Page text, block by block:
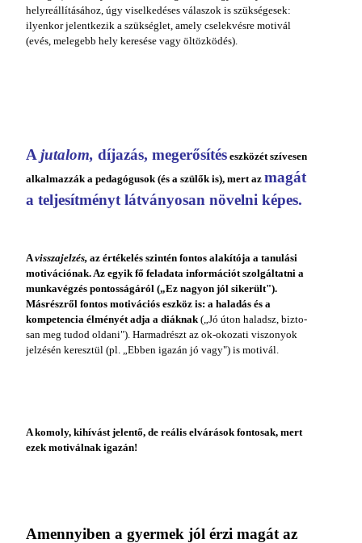
helyreállításához, úgy viselkedé­ses válaszok is szükségesek:
ilyenkor jelentke­zik a szükséglet, amely cselekvésre motivál
(evés, melegebb hely keresése vagy öltözködés).
A jutalom, díjazás, megerősítés eszközét szí­vesen
alkalmazzák a pedagógusok (és a szülők is), mert az magát
a teljesítményt látványosan növelni képes.
Avisszajelzés, az értékelés szintén fontos alakítója a tanulási
moti­vációnak. Az egyik fő feladata információt szol­gáltatni a
munkavégzés pontosságáról („Ez nagyon jól sikerült").
Másrészről fontos motivá­ciós eszköz is: a haladás és a
kompetencia él­ményét adja a diáknak(„Jó úton haladsz, bizto­
san meg tudod oldani"). Harmadrészt az ok-oko­zati viszonyok
jelzésén keresztül (pl. „Ebben igazán jó vagy") is motivál.
A komoly, kihívást jelentő, de reá­lis elvárások fontosak, mert
ezek motiválnak igazán!
Amennyiben a gyermek jól érzi magát az